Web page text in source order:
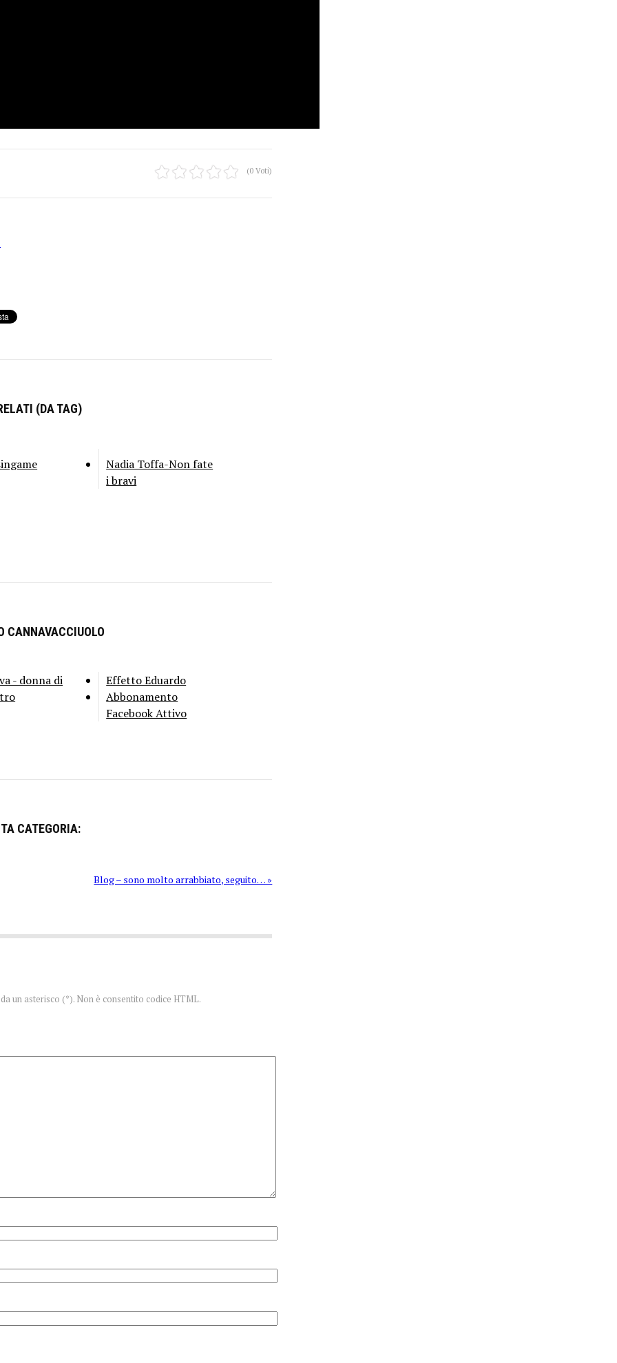
(0 Voti)
(DA TAG)
Nadia Toffa-Non fate
i bravi
CANNAVACCIUOLO
- donna di
Effetto Eduardo
Abbonamento
Facebook Attivo
CATEGORIA:
Blog – sono molto arrabbiato, seguito… »
un asterisco (*). Non è consentito codice HTML.